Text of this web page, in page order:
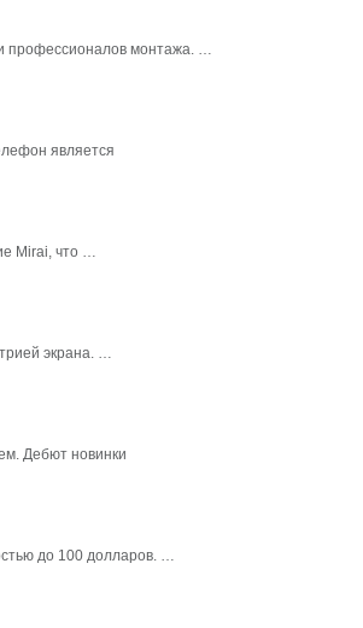
профессионалов монтажа. …
является
Mirai, что …
экрана. …
Дебют новинки
до 100 долларов. …